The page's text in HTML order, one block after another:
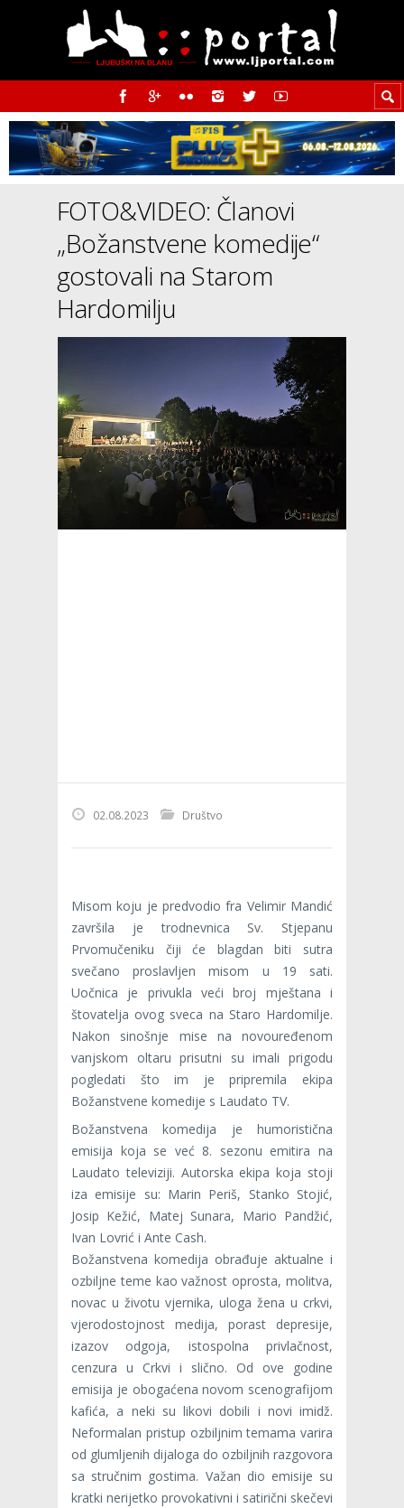
FOTO&VIDEO: Članovi
„Božanstvene komedije“
gostovali na Starom
Hardomilju
02.08.2023 Društvo
Misom koju je predvodio fra Velimir Mandić
završila je trodnevnica Sv. Stjepanu
Prvomučeniku čiji će blagdan biti sutra
svečano proslavljen misom u 19 sati.
Uočnica je privukla veći broj mještana i
štovatelja ovog sveca na Staro Hardomilje.
Nakon sinošnje mise na novouređenom
vanjskom oltaru prisutni su imali prigodu
pogledati što im je pripremila ekipa
Božanstvene komedije s Laudato TV.
Božanstvena komedija je humoristična
emisija koja se već 8. sezonu emitira na
Laudato televiziji. Autorska ekipa koja stoji
iza emisije su: Marin Periš, Stanko Stojić,
Josip Kežić, Matej Sunara, Mario Pandžić,
Ivan Lovrić i Ante Cash.
Božanstvena komedija obrađuje aktualne i
ozbiljne teme kao važnost oprosta, molitva,
novac u životu vjernika, uloga žena u crkvi,
vjerodostojnost medija, porast depresije,
izazov odgoja, istospolna privlačnost,
cenzura u Crkvi i slično. Od ove godine
emisija je obogaćena novom scenografijom
kafića, a neki su likovi dobili i novi imidž.
Neformalan pristup ozbiljnim temama varira
od glumljenih dijaloga do ozbiljnih razgovora
sa stručnim gostima. Važan dio emisije su
kratki nerijetko provokativni i satirični skečevi